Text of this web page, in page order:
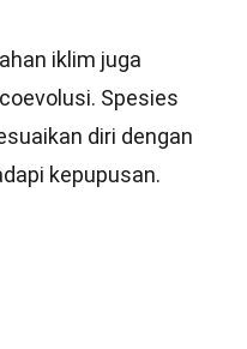
iklim juga
Spesies
diri dengan
kepupusan.